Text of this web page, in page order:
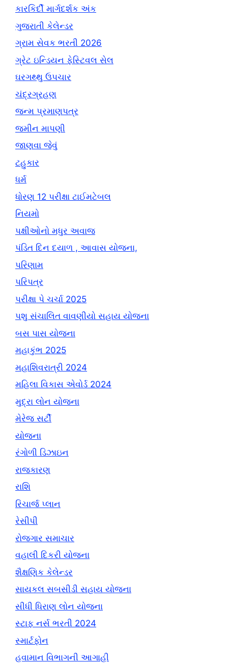
કારકિર્દી માર્ગદર્શક અંક
ગુજરાતી કેલેન્ડર
ગ્રામ સેવક ભરતી 2026
ગ્રેટ ઇન્ડિયન ફેસ્ટિવલ સેલ
ઘરગથ્થુ ઉપચાર
ચંદ્રગ્રહણ
જન્મ પ્રમાણપત્ર
જમીન માપણી
જાણવા જેવું
ટહુકાર
ધર્મ
ધોરણ 12 પરીક્ષા ટાઈમટેબલ
નિયમો
પક્ષીઓનો મધુર અવાજ
પંડિત દિન દયાળ , આવાસ યોજના,
પરિણામ
પરિપત્ર
પરીક્ષા પે ચર્ચા 2025
પશુ સંચાલિત વાવણીયો સહાય યોજના
બસ પાસ યોજના
મહાકુંભ 2025
મહાશિવરાત્રી 2024
મહિલા વિકાસ એવોર્ડ 2024
મુદ્રા લોન યોજના
મેરેજ સર્ટી
યોજના
રંગોળી ડિઝાઇન
રાજકારણ
રાશિ
રિચાર્જ પ્લાન
રેસીપી
રોજગાર સમાચાર
વહાલી દિકરી યોજના
શૈક્ષણિક કેલેન્ડર
સાયકલ સબસીડી સહાય યોજના
સીધી ધિરાણ લોન યોજના
સ્ટાફ નર્સ ભરતી 2024
સ્માર્ટફોન
હવામાન વિભાગની આગાહી